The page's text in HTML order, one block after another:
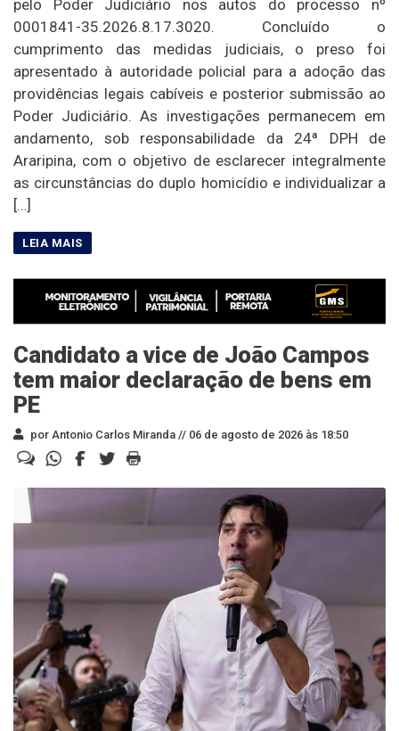
pelo Poder Judiciário nos autos do processo nº
0001841-35.2026.8.17.3020. Concluído o
cumprimento das medidas judiciais, o preso foi
apresentado à autoridade policial para a adoção das
providências legais cabíveis e posterior submissão ao
Poder Judiciário. As investigações permanecem em
andamento, sob responsabilidade da 24ª DPH de
Araripina, com o objetivo de esclarecer integralmente
as circunstâncias do duplo homicídio e individualizar a
[…]
Candidato a vice de João Campos
tem maior declaração de bens em
PE
por Antonio Carlos Miranda // 06 de agosto de 2026 às 18:50